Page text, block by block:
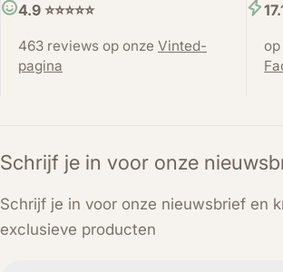
4.9 ⭐️⭐️⭐️⭐️⭐️
463 reviews op onze Vinted-
pagina
op
Schrijf je in voor onze
Schrijf je in voor onze nieuwsbrief en
exclusieve producten